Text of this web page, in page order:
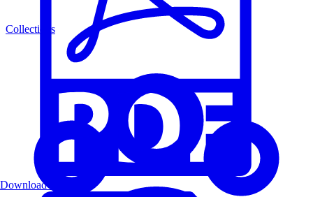
Collections
Download PDF